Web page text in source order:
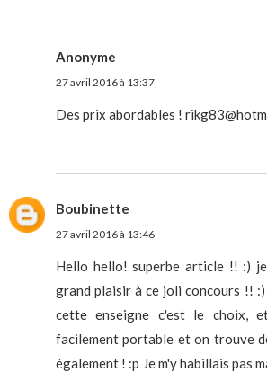
Anonyme
27 avril 2016 à 13:37
Des prix abordables !
Boubinette
27 avril 2016 à 13:46
Hello hello! superbe article !! :)
grand plaisir à ce joli concours !! :)
cette enseigne c'est le choix,
facilement portable et on trouve
également ! :p Je m'y habillais pas